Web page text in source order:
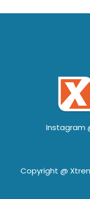
Instagram
Copyright @